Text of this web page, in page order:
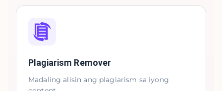
Plagiarism Remover
Madaling alisin ang plagiarism sa iyong